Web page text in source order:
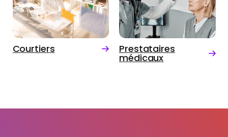
Courtiers Prestataires
médicaux